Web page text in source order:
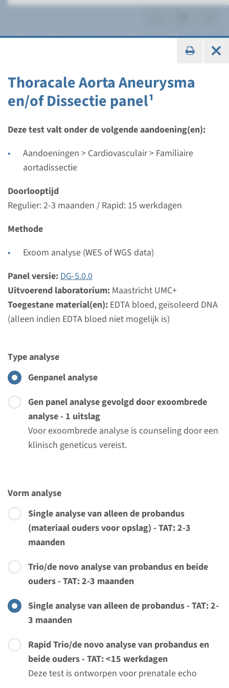
Thoracale Aorta Aneurysma
en/of Dissectie panel¹
Deze test valt onder de volgende aandoening(en):
Aandoeningen > Cardiovasculair > Familiaire
aortadissectie
Doorlooptijd
Regulier: 2-3 maanden / Rapid: 15 werkdagen
Methode
Exoom analyse (WES of WGS data)
Panel versie:DG-5.0.0
Uitvoerend laboratorium: Maastricht UMC+
Toegestane material(en): EDTA bloed, geïsoleerd DNA
(alleen indien EDTA bloed niet mogelijk is)
Type analyse
Genpanel analyse
Gen panel analyse gevolgd door exoombrede
analyse - 1 uitslag
Voor exoombrede analyse is counseling door een
klinisch geneticus vereist.
Vorm analyse
Single analyse van alleen de probandus
(materiaal ouders voor opslag) - TAT: 2-3
maanden
Trio/de novo analyse van probandus en beide
ouders - TAT: 2-3 maanden
Single analyse van alleen de probandus - TAT: 2-
3 maanden
Rapid Trio/de novo analyse van probandus en
beide ouders - TAT: <15 werkdagen
Deze test is ontworpen voor prenatale echo
Familiaire aortadissectie
Panel
Thoracale Aorta Aneurysma
en/of Dissectie panel¹
Doorlooptijd
Regulier: 2-3 maanden / Rapid: 15 werkdagen
Uitvoerend laboratorium
Menu